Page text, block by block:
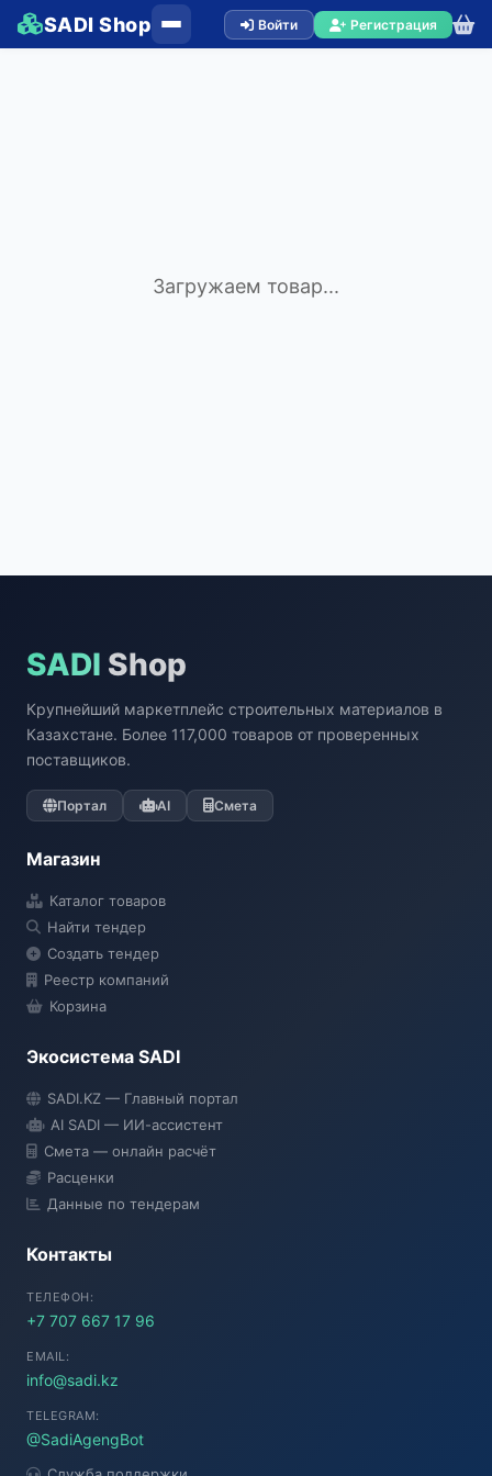
SADI Shop Войти Регистрация
Загружаем товар...
SADI Shop
Крупнейший маркетплейс строительных материалов в
Казахстане. Более 117,000 товаров от проверенных
поставщиков.
Портал AI Смета
Магазин
Каталог товаров
Найти тендер
Создать тендер
Реестр компаний
Корзина
Экосистема SADI
SADI.KZ — Главный портал
AI SADI — ИИ-ассистент
Смета — онлайн расчёт
Расценки
Данные по тендерам
Контакты
ТЕЛЕФОН:
+7 707 667 17 96
EMAIL:
info@sadi.kz
TELEGRAM:
@SadiAgengBot
● Подключение...